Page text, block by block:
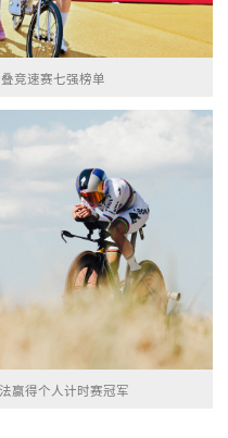
竞速赛七强榜单
赢得个人计时赛冠军